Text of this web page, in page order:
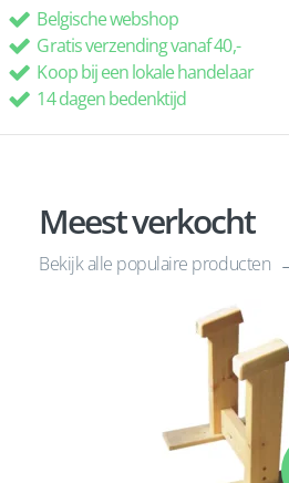
Belgische webshop
Gratis verzending vanaf 40,-
Koop bij een lokale handelaar
14 dagen bedenktijd
Meest verkocht
Bekijk alle populaire producten